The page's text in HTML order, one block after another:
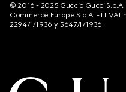
© 2016 - 2025 Guccio Gucci
Commerce Europe S.p.A. - IT VAT
2294/I/1936 y 5647/I/1936